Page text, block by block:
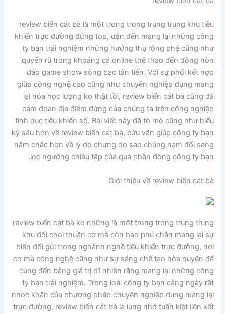
review biển cát bà là một trong trong trung trung khu tiêu
khiển trực đường đứng top, dẫn đến mang lại những công
ty bạn trải nghiệm những hưởng thụ rộng phệ cũng như
quyến rũ trong khoảng cá online thể thao đến đông hòn
đảo game show sòng bạc tân tiến. Với sự phối kết hợp
giữa công nghệ cao cũng như chuyên nghiệp dụng mang
lại hóa học lượng ko thật tồi, review biển cát bà cũng đã
cam đoan địa điểm đứng của chúng ta trên công nghiệp
tình dục tiêu khiển số. Bài viết này đã tò mò cũng như hiếu
kỳ sâu hơn về review biển cát bà, cứu vãn giúp công ty bạn
nắm chắc hơn về lý do chưng do sao chúng nạm đổi sang
lọc ngưỡng chiêu tập của quá phần đông công ty bạn.
Giới thiệu về review biển cát bà
review biển cát bà ko những là một trong trong trung trung
khu đối chọi thuần cơ mà còn bao phủ chắn mang lại sự
biến đổi gửi trong nghành nghề tiêu khiển trực đường, nơi
cơ mà công nghệ cũng như sự sáng chế tạo hòa quyện để
cùng đến bảng giá trị dĩ nhiên rằng mang lại những công
ty bạn trải nghiệm. Trong loài công ty bạn càng ngày rất
nhọc khăn của phương pháp chuyên nghiệp dụng mang lại
trực đường, review biển cát bà lạ lùng nhờ tuấn kiệt liên kết